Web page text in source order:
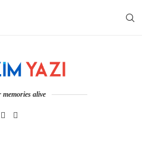
memories alive